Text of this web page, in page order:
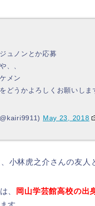
ュノンとか応募
、、
メン
どうかよろしくお願いしま
May 23, 2018
小林虎之介さんの友人
、 岡山学芸館高校の出